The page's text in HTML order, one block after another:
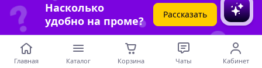
Насколько
удобно на проме?
Рассказать
Главная Каталог Корзина Чаты Кабинет